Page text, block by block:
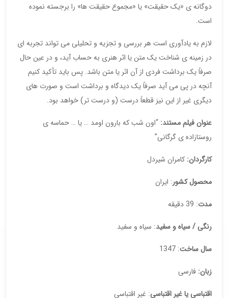
دوگانه ی «یک حقیقت» یا «مجموع حقیقت ها» را برجسته نموده
است.
لازم به یادآوری است هر بررسی و تجزیه و تحلیلی می تواند تجربه ای
در زمینه ی شناخت یک متن یا اثر هنری به حساب آید، و در عین حال
صرفاً یک برداشت فردی از آن اثر یا متن باشد. پس باید تأکید کنیم
آنچه در پی می آید صرفاً یک دیدگاه و برداشت است و صورت های
دیگری غیر از این نیز قطعاً درست (و درست تر) خواهد بود.
عنوان فیلم مستند: “اون شب که بارون اومد … یا … حماسه ی
روستازاده ی گرگانی”
کارگردان: کامران شیردل
محصول کشور: ایران
مدت: 39 دقیقه
رنگی/سیاه و سفید: سیاه و سفید
سال ساخت: 1347
زبان: فارسی
اقتباسی یا غیر اقتباسی: غیر اقتباسی